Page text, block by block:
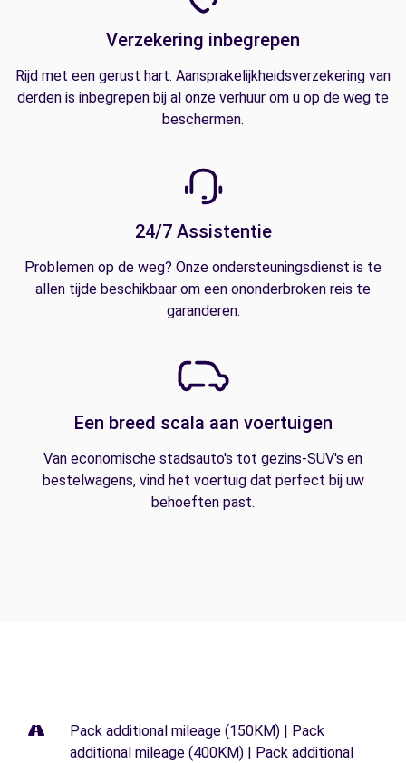
Verzekering inbegrepen
Rijd met een gerust hart. Aansprakelijkheidsverzekering van
derden is inbegrepen bij al onze verhuur om u op de weg te
beschermen.
24/7 Assistentie
Problemen op de weg? Onze ondersteuningsdienst is te
allen tijde beschikbaar om een ononderbroken reis te
garanderen.
Een breed scala aan voertuigen
Van economische stadsauto's tot gezins-SUV's en
bestelwagens, vind het voertuig dat perfect bij uw
behoeften past.
Pack additional mileage (150KM) | Pack
additional mileage (400KM) | Pack additional